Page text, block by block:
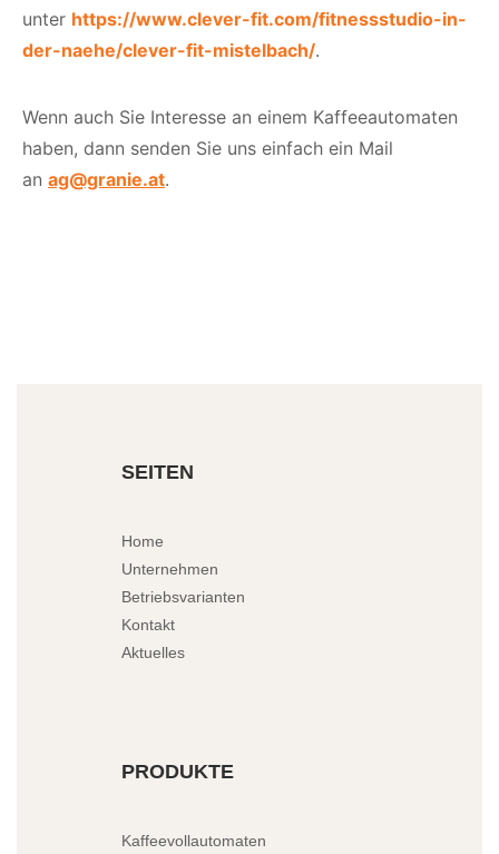
unter https://www.clever-fit.com/fitnessstudio-in-
der-naehe/clever-fit-mistelbach/.
Wenn auch Sie Interesse an einem Kaffeeautomaten
haben, dann senden Sie uns einfach ein Mail
an ag@granie.at.
SEITEN
Home
Unternehmen
Betriebsvarianten
Kontakt
Aktuelles
PRODUKTE
Kaffeevollautomaten